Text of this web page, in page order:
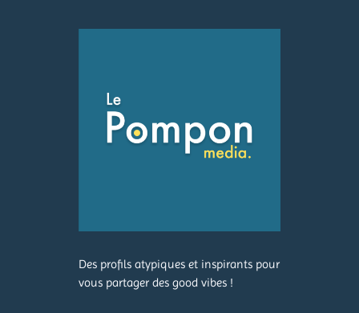
Des profils atypiques et inspirants pour
vous partager des good vibes !